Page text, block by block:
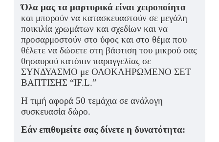
Όλα μας τα μαρτυρικά είναι χειροποίητα
και μπορούν να κατασκευαστούν σε μεγάλη
ποικιλία χρωμάτων και σχεδίων και να
προσαρμοστούν στο ύφος και στο θέμα που
θέλετε να δώσετε στη βάφτιση του μικρού σας
θησαυρού κατόπιν παραγγελίας σε
ΣΥΝΔΥΑΣΜΟ με ΟΛΟΚΛΗΡΩΜΕΝΟ ΣΕΤ
ΒΑΠΤΙΣΗΣ “IF.L.”
Η τιμή αφορά 50 τεμάχια σε ανάλογη
συσκευασία δώρο.
Εάν επιθυμείτε σας δίνετε η δυνατότητα: